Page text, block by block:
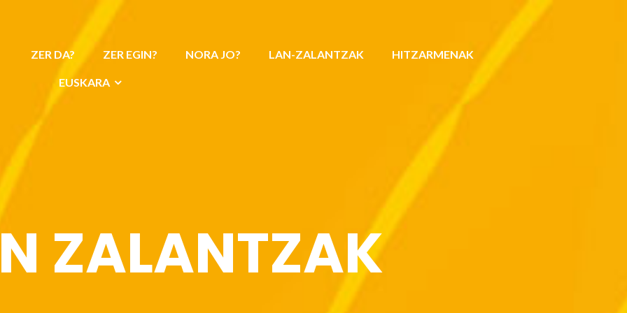
ZER DA? ZER EGIN? NORA JO? LAN-ZALANTZAK HITZARMENAK
EUSKARA
ZALANTZAK